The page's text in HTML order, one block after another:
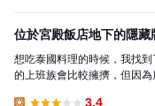
位於宮殿飯店地下的隱藏
想吃泰國料理的時候，我找到了這家店。 這裡與車站
的上班族會比較擁擠，但因
3.4